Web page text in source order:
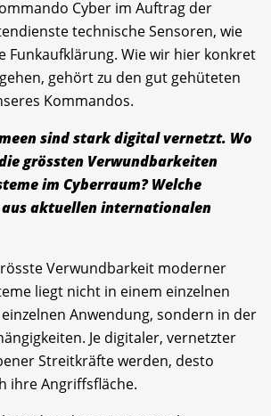
Cyber im Auftrag der
technische Sensoren, wie
Funkaufklärung. Wie wir hier konkret
gehört zu den gut gehüteten
Kommandos.
sind stark digital vernetzt. Wo
grössten Verwundbarkeiten
im Cyberraum? Welche
aus aktuellen internationalen
Verwundbarkeit moderner
liegt nicht in einem einzelnen
Anwendung, sondern in der
Je digitaler, vernetzter
Streitkräfte werden, desto
ihre Angriffsfläche.